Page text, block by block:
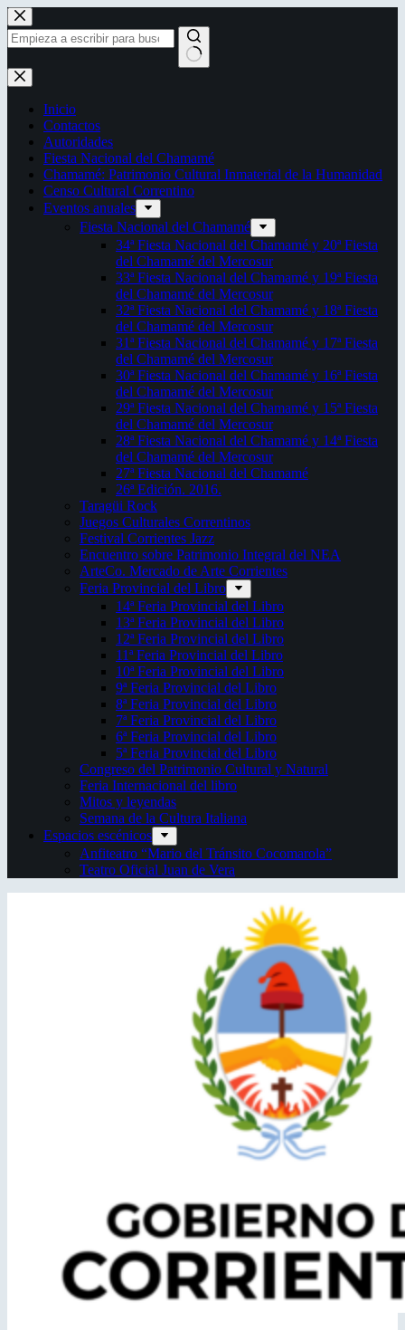
Saltar
al
contenido
Sin
resultados
Inicio
Contactos
Autoridades
Fiesta Nacional del Chamamé
Chamamé: Patrimonio Cultural Inmaterial de la Humanidad
Censo Cultural Correntino
Eventos anuales
Fiesta Nacional del Chamamé
34ª Fiesta Nacional del Chamamé y 20ª Fiesta
del Chamamé del Mercosur
33ª Fiesta Nacional del Chamamé y 19ª Fiesta
del Chamamé del Mercosur
32ª Fiesta Nacional del Chamamé y 18ª Fiesta
del Chamamé del Mercosur
31ª Fiesta Nacional del Chamamé y 17ª Fiesta
del Chamamé del Mercosur
30ª Fiesta Nacional del Chamamé y 16ª Fiesta
del Chamamé del Mercosur
29ª Fiesta Nacional del Chamamé y 15ª Fiesta
del Chamamé del Mercosur
28ª Fiesta Nacional del Chamamé y 14ª Fiesta
del Chamamé del Mercosur
27ª Fiesta Nacional del Chamamé
26ª Edición. 2016.
Taragüi Rock
Juegos Culturales Correntinos
Festival Corrientes Jazz
Encuentro sobre Patrimonio Integral del NEA
ArteCo. Mercado de Arte Corrientes
Feria Provincial del Libro
14ª Feria Provincial del Libro
13ª Feria Provincial del Libro
12ª Feria Provincial del Libro
11ª Feria Provincial del Libro
10ª Feria Provincial del Libro
9ª Feria Provincial del Libro
8ª Feria Provincial del Libro
7ª Feria Provincial del Libro
6ª Feria Provincial del Libro
5ª Feria Provincial del Libro
Congreso del Patrimonio Cultural y Natural
Feria Internacional del libro
Mitos y leyendas
Semana de la Cultura Italiana
Espacios escénicos
Anfiteatro “Mario del Tránsito Cocomarola”
Teatro Oficial Juan de Vera